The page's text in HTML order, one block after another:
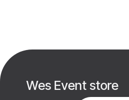
Wes Event store